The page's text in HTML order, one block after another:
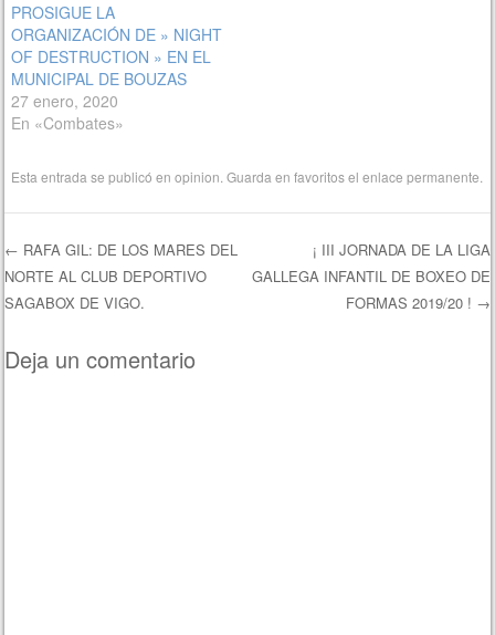
PROSIGUE LA
ORGANIZACIÓN DE » NIGHT
OF DESTRUCTION » EN EL
MUNICIPAL DE BOUZAS
27 enero, 2020
En «Combates»
Esta entrada se publicó enopinion. Guarda en favoritos elenlace permanente.
Navegación de entradas
← RAFA GIL: DE LOS MARES DEL
NORTE AL CLUB DEPORTIVO
SAGABOX DE VIGO.
¡ III JORNADA DE LA LIGA
GALLEGA INFANTIL DE BOXEO DE
FORMAS 2019/20 ! →
Deja un comentario